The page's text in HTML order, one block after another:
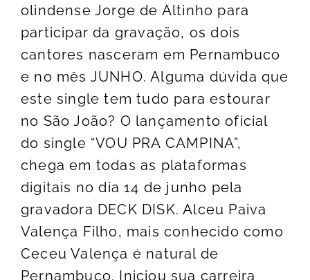
olindense Jorge de Altinho para
participar da gravação, os dois
cantores nasceram em Pernambuco
e no mês JUNHO. Alguma dúvida que
este single tem tudo para estourar
no São João? O lançamento oficial
do single “VOU PRA CAMPINA”,
chega em todas as plataformas
digitais no dia 14 de junho pela
gravadora DECK DISK. Alceu Paiva
Valença Filho, mais conhecido como
Ceceu Valença é natural de
Pernambuco. Iniciou sua carreira